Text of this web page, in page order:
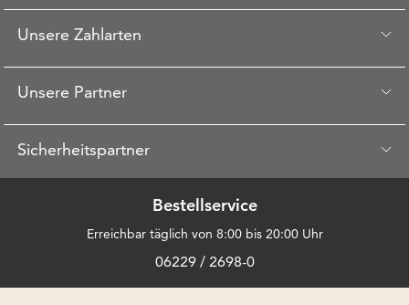
Unsere Zahlarten
Unsere Partner
Sicherheitspartner
Bestellservice
Erreichbar täglich von 8:00 bis 20:00 Uhr
06229 / 2698-0